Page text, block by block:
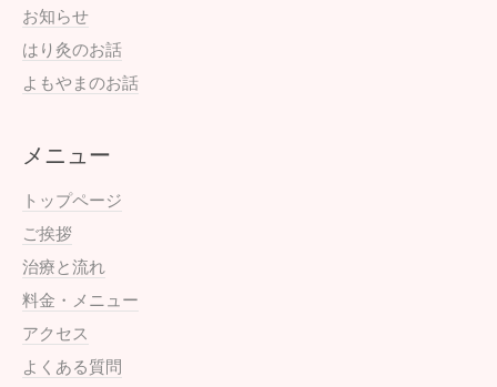
お知らせ
はり灸のお話
よもやまのお話
メニュー
トップページ
ご挨拶
治療と流れ
料金・メニュー
アクセス
よくある質問